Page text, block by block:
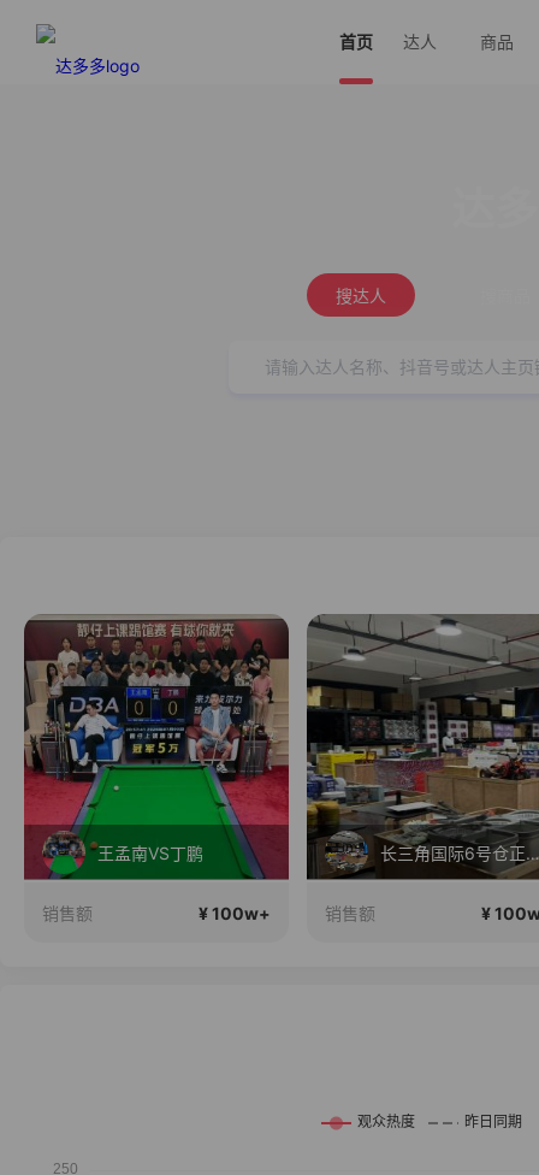
首页 达人 商品
搜达人
王孟南VS丁鹏
销售额 ¥ 100w+
长三角国际6号仓正在直播
销售额 ¥